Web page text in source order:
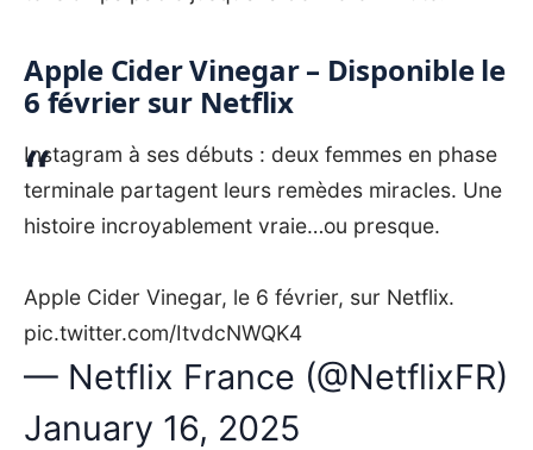
Apple Cider Vinegar – Disponible le
6 février sur Netflix
Instagram à ses débuts : deux femmes en phase
terminale partagent leurs remèdes miracles. Une
histoire incroyablement vraie…ou presque.
Apple Cider Vinegar, le 6 février, sur Netflix.
pic.twitter.com/ItvdcNWQK4
— Netflix France (@NetflixFR)
January 16, 2025